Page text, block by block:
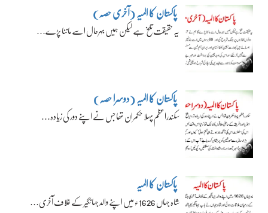
پاکستان کا المیہ (آخری حصہ)
یہ حقیقت تلخ ہے لیکن ہمیں بہرحال اسے ماننا پڑے…
پاکستان کا المیہ (دوسرا حصہ)
سکندراعظم پہلا حکمران تھا جس نے اپنے دور کی زیادہ…
پاکستان کا المیہ
شاہ جہاں 1626ء میں اپنے والد جہانگیر کے خلاف آخری…